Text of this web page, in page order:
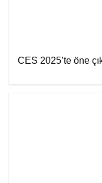
CES 2025’te öne